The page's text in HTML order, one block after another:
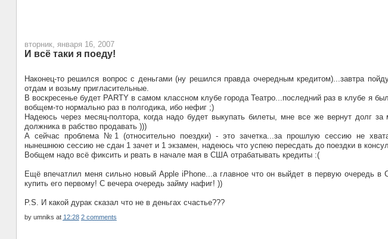
вторник, января 16, 2007
И всё таки я поеду!
Наконец-то решился вопрос с деньгами (ну решился правда очередным кредитом)...завтра
отдам и возьму пригласительные.
В воскресенье будет PARTY в самом классном клубе города Театро...последний раз в клубе я
вобщем-то нормально раз в полгодика, ибо нефиг ;)
Надеюсь через месяц-полтора, когда надо будет выкупать билеты, мне все же вернут долг за
должника в рабство продавать )))
А сейчас проблема №1 (относительно поездки) - это зачетка...за прошлую сессию не
нынешнюю сессию не сдан 1 зачет и 1 экзамен, надеюсь что успею пересдать до поездки в
Вобщем надо всё фиксить и рвать в начале мая в США отрабатывать кредиты :(
Ещё впечатлил меня сильно новый Apple iPhone...а главное что он выйдет в первую очередь
купить его первому! С вечера очередь займу нафиг! ))
P.S. И какой дурак сказал что не в деньгах счастье???
by umniks at 12:28 2 comments